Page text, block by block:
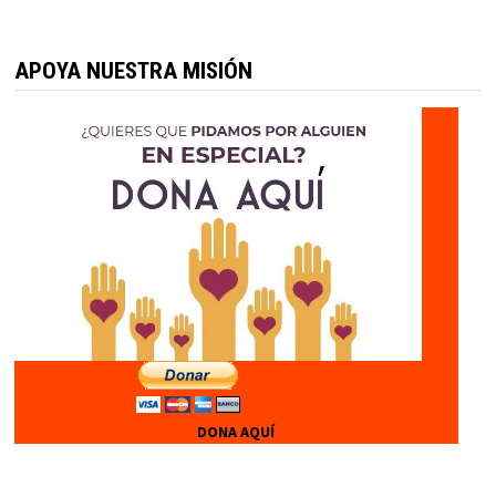
APOYA NUESTRA MISIÓN
DONA AQUÍ